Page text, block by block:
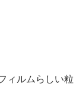
ィルムらしい粒